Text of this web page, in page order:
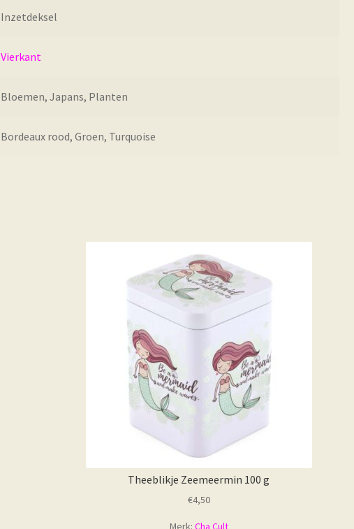
Inzetdeksel
Vierkant
Bloemen, Japans, Planten
Bordeaux rood, Groen, Turquoise
Theeblikje Zeemeermin 100 g
€4,50
Merk: Cha Cult